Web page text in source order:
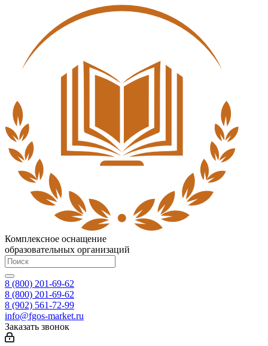
Комплексное оснащение
образовательных организаций
8 (800) 201-69-62
8 (800) 201-69-62
8 (902) 561-72-99
info@fgos-market.ru
Заказать звонок